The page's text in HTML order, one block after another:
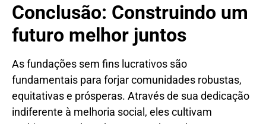
Conclusão: Construindo um
futuro melhor juntos
As fundações sem fins lucrativos são
fundamentais para forjar comunidades robustas,
equitativas e prósperas. Através de sua dedicação
indiferente à melhoria social, eles cultivam